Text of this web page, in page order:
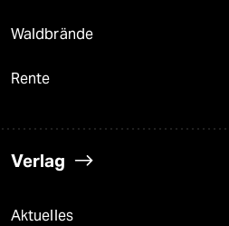
Waldbrände
Rente
Verlag
Aktuelles